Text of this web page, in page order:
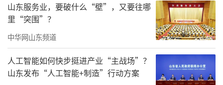
中华网山东＆文化视界网董事长梁洪文以
茶会友，在袅袅茶香中，两位老同事、老朋友
重逢，他们的对话如同涓涓细流，真情流露于
每一字每一句。他们畅谈艺术的深邃，生活的
点滴，享受着这份难得的宁静与愉悦。
山东服务业，要破什么“壁”，又要往哪
里“突围”？
中华网山东频道
人工智能如何快步挺进产业“主战场”？
山东发布“人工智能+制造”行动方案